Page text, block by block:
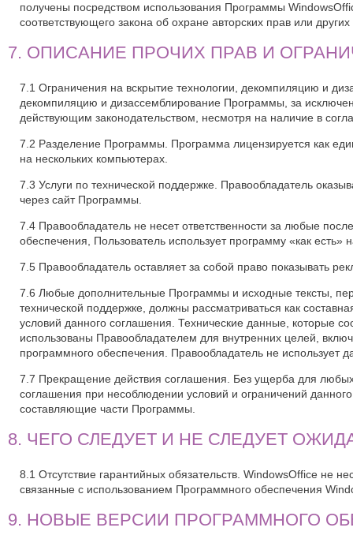
получены посредством использования Программы
соответствующего закона об охране авторских прав или
7. ОПИСАНИЕ ПРОЧИХ ПРАВ И
7.1 Ограничения на вскрытие технологии, декомпиляцию и
декомпиляцию и дизассемблирование Программы, за
действующим законодательством, несмотря на наличие в
7.2 Разделение Программы. Программа лицензируется как
на нескольких компьютерах.
7.3 Услуги по технической поддержке. Правообладатель
через сайт Программы.
7.4 Правообладатель не несет ответственности за любые
обеспечения, Пользователь использует программу «как есть»
7.5 Правообладатель оставляет за собой право показывать
7.6 Любые дополнительные Программы и исходные тексты,
технической поддержке, должны рассматриваться как
условий данного соглашения. Технические данные, которые
использованы Правообладателем для внутренних целей,
программного обеспечения. Правообладатель не
7.7 Прекращение действия соглашения. Без ущерба для
соглашения при несоблюдении условий и ограничений
составляющие части Программы.
8. ЧЕГО СЛЕДУЕТ И НЕ СЛЕДУЕТ
8.1 Отсутствие гарантийных обязательств. WindowsOffice не
связанные с использованием Программного обеспечения
9. НОВЫЕ ВЕРСИИ ПРОГРАММНОГО